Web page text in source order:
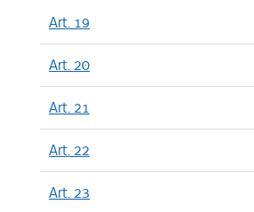
Art. 19
Art. 20
Art. 21
Art. 22
Art. 23